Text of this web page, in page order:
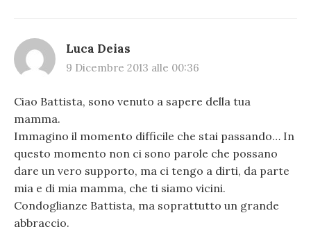
Luca Deias
9 Dicembre 2013 alle 00:36
Ciao Battista, sono venuto a sapere della tua
mamma.
Immagino il momento difficile che stai passando… In
questo momento non ci sono parole che possano
dare un vero supporto, ma ci tengo a dirti, da parte
mia e di mia mamma, che ti siamo vicini.
Condoglianze Battista, ma soprattutto un grande
abbraccio.